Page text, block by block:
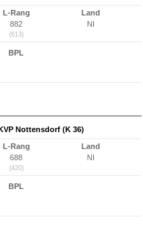
L-Rang
882
(613)
Land
NI
BPL
Nottensdorf (K 36)
L-Rang
688
(420)
Land
NI
BPL